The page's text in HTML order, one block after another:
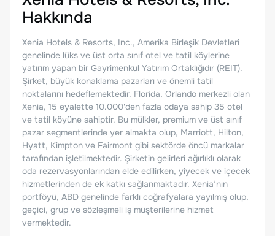
Hakkında
Xenia Hotels & Resorts, Inc., Amerika Birleşik Devletleri
genelinde lüks ve üst orta sınıf otel ve tatil köylerine
yatırım yapan bir Gayrimenkul Yatırım Ortaklığıdır (REIT).
Şirket, büyük konaklama pazarları ve önemli tatil
noktalarını hedeflemektedir. Florida, Orlando merkezli olan
Xenia, 15 eyalette 10.000'den fazla odaya sahip 35 otel
ve tatil köyüne sahiptir. Bu mülkler, premium ve üst sınıf
pazar segmentlerinde yer almakta olup, Marriott, Hilton,
Hyatt, Kimpton ve Fairmont gibi sektörde öncü markalar
tarafından işletilmektedir. Şirketin gelirleri ağırlıklı olarak
oda rezervasyonlarından elde edilirken, yiyecek ve içecek
hizmetlerinden de ek katkı sağlanmaktadır. Xenia’nın
portföyü, ABD genelinde farklı coğrafyalara yayılmış olup,
geçici, grup ve sözleşmeli iş müşterilerine hizmet
vermektedir.